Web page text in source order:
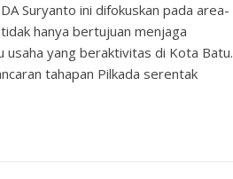
Suryanto ini difokuskan pada area-
hanya bertujuan menjaga
usaha yang beraktivitas di Kota Batu.
tahapan Pilkada serentak